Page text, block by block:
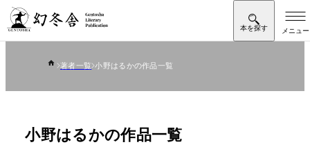
著者一覧 小野はるかの作品一覧
小野はるかの作品一覧